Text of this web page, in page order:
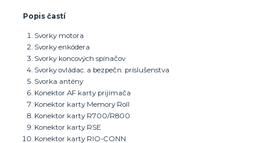
Popis častí
Svorky motora
Svorky enkódera
Svorky koncových spínačov
Svorky ovládac. a bezpečn. príslušenstva
Svorka antény
Konektor AF karty prijímača
Konektor karty Memory Roll
Konektor karty R700/R800
Konektor karty RSE
Konektor karty RIO-CONN